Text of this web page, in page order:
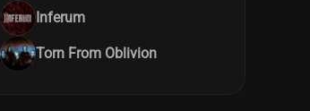
Inferum
Torn From Oblivion